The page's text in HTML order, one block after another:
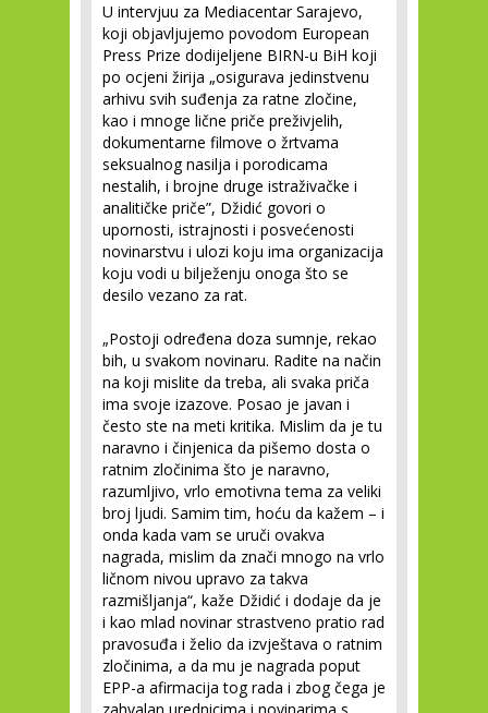
U intervjuu za Mediacentar Sarajevo,
koji objavljujemo povodom European
Press Prize dodijeljene BIRN-u BiH koji
po ocjeni žirija „osigurava jedinstvenu
arhivu svih suđenja za ratne zločine,
kao i mnoge lične priče preživjelih,
dokumentarne filmove o žrtvama
seksualnog nasilja i porodicama
nestalih, i brojne druge istraživačke i
analitičke priče”, Džidić govori o
upornosti, istrajnosti i posvećenosti
novinarstvu i ulozi koju ima organizacija
koju vodi u bilježenju onoga što se
desilo vezano za rat.
„Postoji određena doza sumnje, rekao
bih, u svakom novinaru. Radite na način
na koji mislite da treba, ali svaka priča
ima svoje izazove. Posao je javan i
često ste na meti kritika. Mislim da je tu
naravno i činjenica da pišemo dosta o
ratnim zločinima što je naravno,
razumljivo, vrlo emotivna tema za veliki
broj ljudi. Samim tim, hoću da kažem – i
onda kada vam se uruči ovakva
nagrada, mislim da znači mnogo na vrlo
ličnom nivou upravo za takva
razmišljanja“, kaže Džidić i dodaje da je
i kao mlad novinar strastveno pratio rad
pravosuđa i želio da izvještava o ratnim
zločinima, a da mu je nagrada poput
EPP-a afirmacija tog rada i zbog čega je